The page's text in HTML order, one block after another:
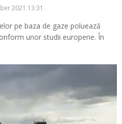
2021 13:31
pe baza de gaze poluează
unor studii europene. În